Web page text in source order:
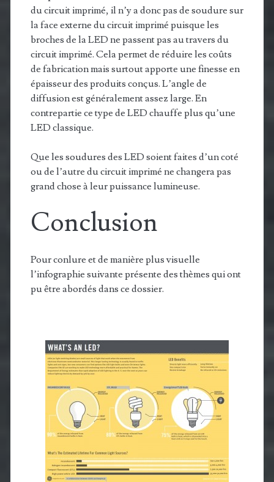
du circuit imprimé, il n’y a donc pas de soudure sur
la face externe du circuit imprimé puisque les
broches de la LED ne passent pas au travers du
circuit imprimé. Cela permet de réduire les coûts
de fabrication mais surtout apporte une finesse en
épaisseur des produits conçus. L’angle de
diffusion est généralement assez large. En
contrepartie ce type de LED chauffe plus qu’une
LED classique.
Que les soudures des LED soient faites d’un coté
ou de l’autre du circuit imprimé ne changera pas
grand chose à leur puissance lumineuse.
Conclusion
Pour conlure et de manière plus visuelle
l’infographie suivante présente des thèmes qui ont
pu être abordés dans ce dossier.